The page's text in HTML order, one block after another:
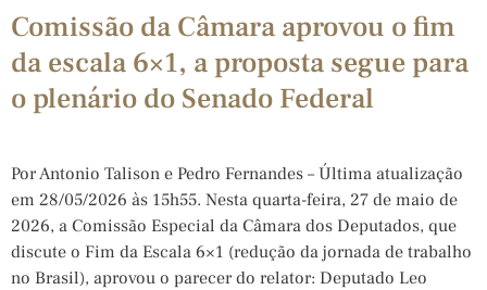
Comissão da Câmara aprovou o fim
da escala 6×1, a proposta segue para
o plenário do Senado Federal
Por Antonio Talison e Pedro Fernandes – Última atualização
em 28/05/2026 às 15h55. Nesta quarta-feira, 27 de maio de
2026, a Comissão Especial da Câmara dos Deputados, que
discute o Fim da Escala 6×1 (redução da jornada de trabalho
no Brasil), aprovou o parecer do relator: Deputado Leo